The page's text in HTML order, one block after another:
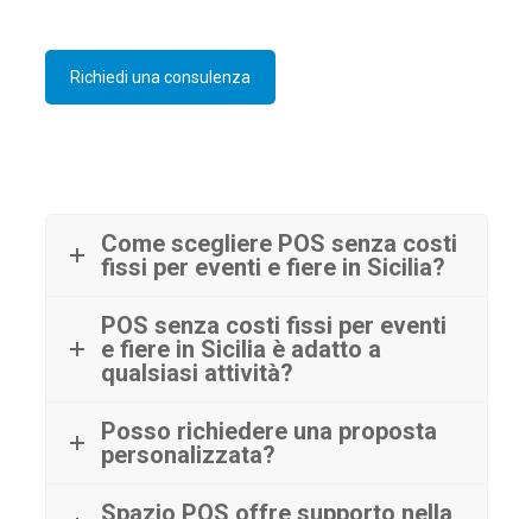
Richiedi una consulenza
Come scegliere POS senza costi
fissi per eventi e fiere in Sicilia?
POS senza costi fissi per eventi
e fiere in Sicilia è adatto a
qualsiasi attività?
Posso richiedere una proposta
personalizzata?
Spazio POS offre supporto nella